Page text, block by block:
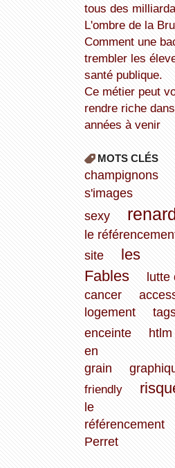
tous des
L'ombre de la Brucellose :
Comment une
trembler les
santé publique.
Ce métier peut vous
rendre riche
années à venir
MOTS CLÉS
champignons
s'images
sexy
le
site
les
Fables
cancer
logement
enceinte
htlm
en
grain
friendly
le
référencement
Perret